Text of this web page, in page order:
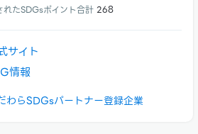
れたSDGsポイント合計 268
サイト
情報
わらSDGsパートナー登録企業